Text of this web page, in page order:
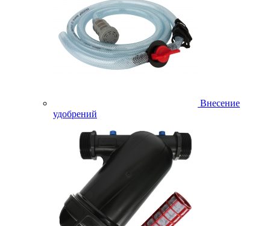
Внесение
удобрений